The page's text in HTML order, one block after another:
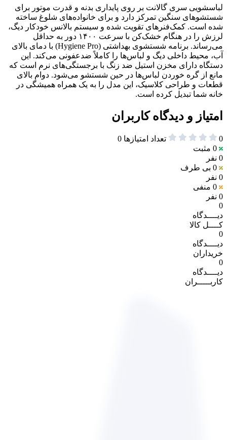
لباسشویی سری گالانت بر روی پایداری بدنه و قدرت موتور برای
شستشوهای سنگین تمرکز دارد و برای خانواده‌های شلوغ ساخته
شده است. کمک‌فنرهای تقویت شده و سیستم بالانس خودکار دیگ،
لرزش را در هنگام خشک‌کن با سرعت ۱۴۰۰ دور به حداقل
می‌رساند. برنامه شستشوی بهداشتی (Hygiene Pro) با دمای بالای
آب، محیط داخلی دیگ و لباس‌ها را کاملاً ضدعفونی می‌کند. این
دستگاه دارای مخزن استیل ضد زنگ با برجستگی‌های نرم است که
مانع از گره خوردن لباس‌ها در حین شستشو می‌شود. دوام بالای
قطعات و طراحی کلاسیک، این مدل را به یک همراه همیشگی در
خانه شما تبدیل کرده است.
امتیاز و دیدگاه کاربران
0 تعداد امتیازها 0
0 مثبت
0 نفر
0 بی طرف
0 نفر
0 منفی
0 نفر
0
دیــــدگاه
کــــل کالا
0
دیــــدگاه
خریداران
0
دیــــدگاه
کاربـــــران